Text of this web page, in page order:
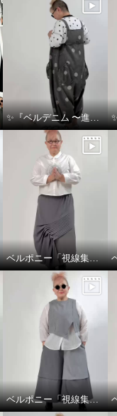
✨『ベルデニム 〜進化を感じるデニムスタイル〜』✨
ベルポニー「視線集める大人の遊びを装う」
ベルポニー「視線集める大人の遊びを装う」